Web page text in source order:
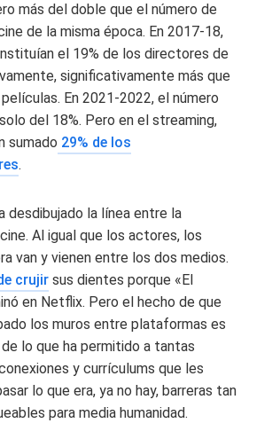
más del doble que el número de
de la misma época. En 2017-18,
el 19% de los directores de
significativamente más que
En 2021-2022, el número
del 18%. Pero en el streaming,
sumado 29% de los
.
desdibujado la línea entre la
Al igual que los actores, los
van y vienen entre los dos medios.
crujir sus dientes porque «El
en Netflix. Pero el hecho de que
los muros entre plataformas es
lo que ha permitido a tantas
y currículums que les
lo que era, ya no hay, barreras tan
para media humanidad.